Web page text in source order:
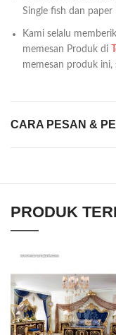
Single fish dan
Kami selalu
memesan Produk di
memesan produk ini,
CARA PESAN &
PRODUK